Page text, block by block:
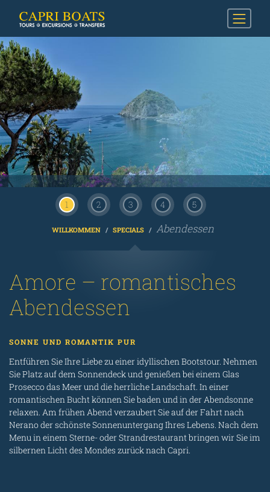
1 2 3 4 5
WILLKOMMEN SPECIALS Abendessen
Amore – romantisches
Abendessen
SONNE UND ROMANTIK PUR
Entführen Sie Ihre Liebe zu einer idyllischen Bootstour. Nehmen
Sie Platz auf dem Sonnendeck und genießen bei einem Glas
Prosecco das Meer und die herrliche Landschaft. In einer
romantischen Bucht können Sie baden und in der Abendsonne
relaxen. Am frühen Abend verzaubert Sie auf der Fahrt nach
Nerano der schönste Sonnenuntergang Ihres Lebens. Nach dem
Menu in einem Sterne- oder Strandrestaurant bringen wir Sie im
silbernen Licht des Mondes zurück nach Capri.